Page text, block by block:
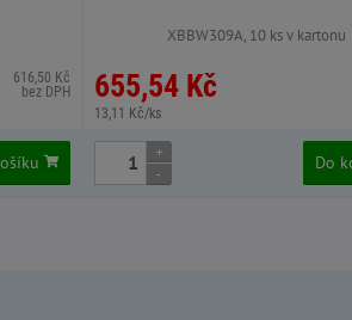
616,50 Kč
bez DPH
XBBW309A, 10 ks v kartonu
655,54 Kč
13,11 Kč/ks
+
-
Do